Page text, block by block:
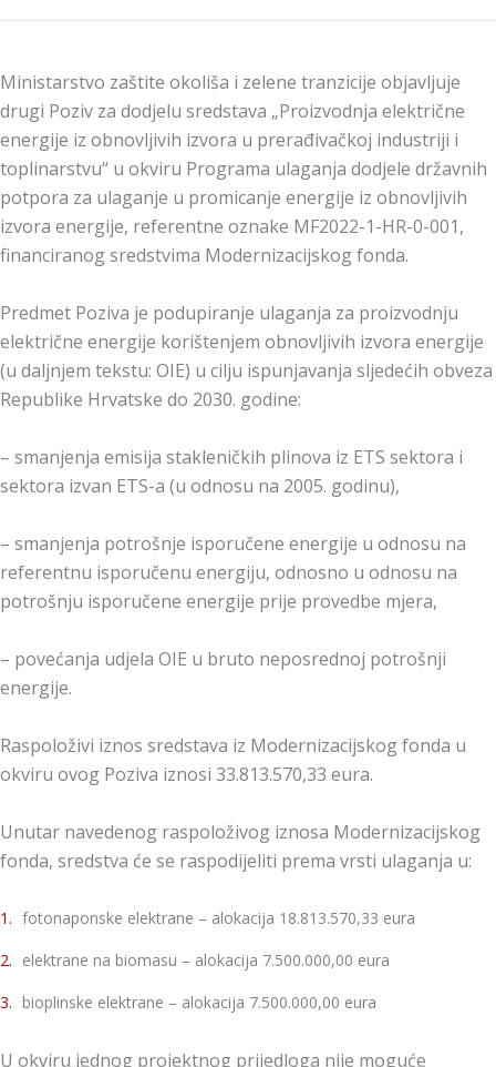
Ministarstvo zaštite okoliša i zelene tranzicije objavljuje
drugi Poziv za dodjelu sredstava „Proizvodnja električne
energije iz obnovljivih izvora u prerađivačkoj industriji i
toplinarstvu“ u okviru Programa ulaganja dodjele državnih
potpora za ulaganje u promicanje energije iz obnovljivih
izvora energije, referentne oznake MF2022-1-HR-0-001,
financiranog sredstvima Modernizacijskog fonda.
Predmet Poziva je podupiranje ulaganja za proizvodnju
električne energije korištenjem obnovljivih izvora energije
(u daljnjem tekstu: OIE) u cilju ispunjavanja sljedećih obveza
Republike Hrvatske do 2030. godine:
– smanjenja emisija stakleničkih plinova iz ETS sektora i
sektora izvan ETS-a (u odnosu na 2005. godinu),
– smanjenja potrošnje isporučene energije u odnosu na
referentnu isporučenu energiju, odnosno u odnosu na
potrošnju isporučene energije prije provedbe mjera,
– povećanja udjela OIE u bruto neposrednoj potrošnji
energije.
Raspoloživi iznos sredstava iz Modernizacijskog fonda u
okviru ovog Poziva iznosi 33.813.570,33 eura.
Unutar navedenog raspoloživog iznosa Modernizacijskog
fonda, sredstva će se raspodijeliti prema vrsti ulaganja u:
fotonaponske elektrane – alokacija 18.813.570,33 eura
elektrane na biomasu – alokacija 7.500.000,00 eura
bioplinske elektrane – alokacija 7.500.000,00 eura
U okviru jednog projektnog prijedloga nije moguće